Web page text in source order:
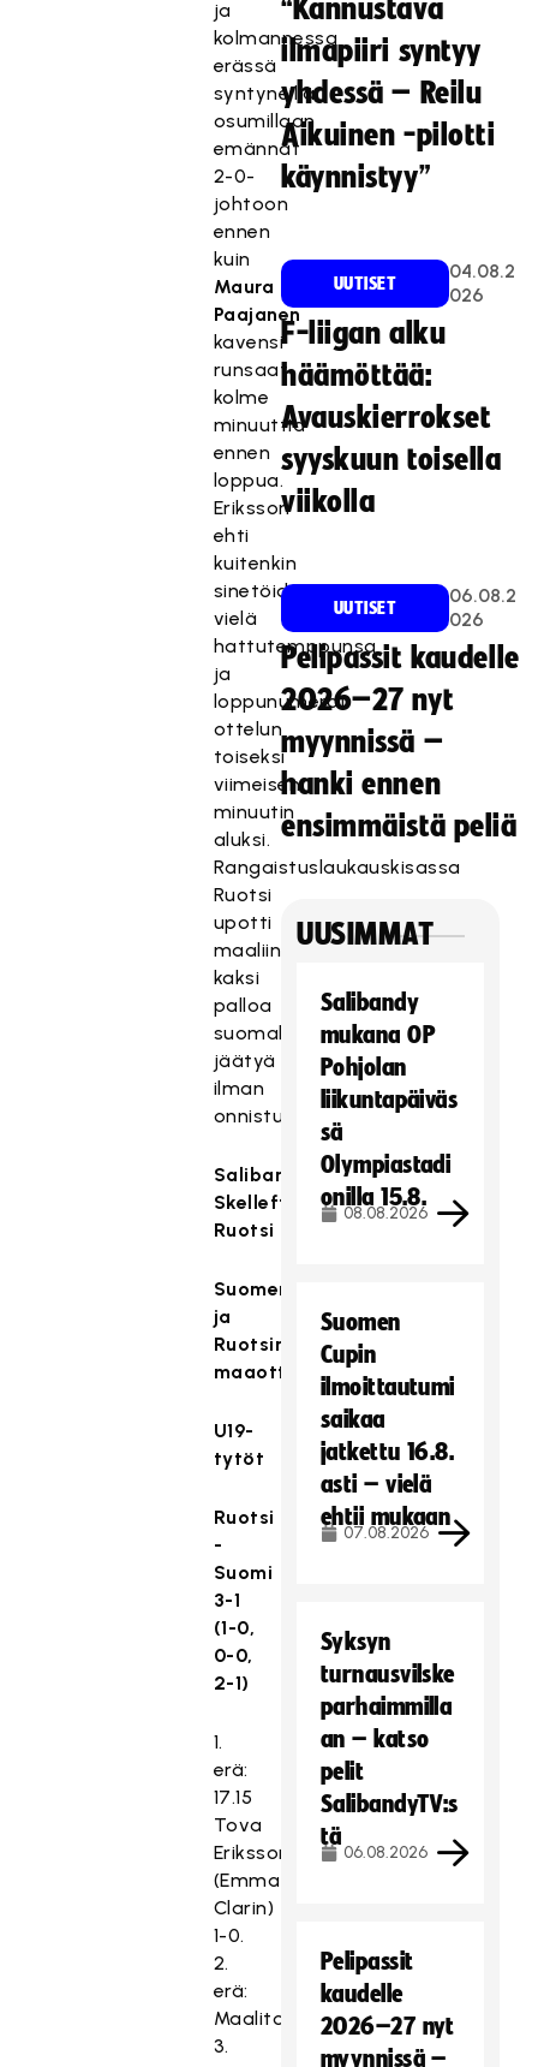
ja
kolmannessa
erässä
syntyneillä
osumillaan
emännät
2-0-
johtoon
ennen
kuin
Maura
Paajanen
kavensi
runsaat
kolme
minuuttia
ennen
loppua.
Eriksson
ehti
kuitenkin
sinetöidä
vielä
hattutemppunsa
ja
loppunumerot
ottelun
toiseksi
viimeisen
minuutin
aluksi.
Rangaistuslaukauskisassa
Ruotsi
upotti
maaliin
kaksi
palloa
suomalaisten
jäätyä
ilman
onnistumisia.
Salibandya,
Skellefteå,
Ruotsi
Suomen
ja
Ruotsin
maaottelutapahtuma
U19-
tytöt
Ruotsi
-
Suomi
3-1
(1-0,
0-0,
2-1)
1.
erä:
17.15
Tova
Eriksson
(Emma
Clarin)
1-0.
2.
erä:
Maaliton.
3.
“Kannustava
ilmapiiri syntyy
yhdessä – Reilu
Aikuinen -pilotti
käynnistyy”
UUTISET
04.08.2
026
F-liigan alku
häämöttää:
Avauskierrokset
syyskuun toisella
viikolla
UUTISET
06.08.2
026
Pelipassit kaudelle
2026–27 nyt
myynnissä –
hanki ennen
ensimmäistä peliä
UUSIMMAT
Salibandy
mukana OP
Pohjolan
liikuntapäiväs
sä
Olympiastadi
onilla 15.8.
08.08.2026
Suomen
Cupin
ilmoittautumi
saikaa
jatkettu 16.8.
asti – vielä
ehtii mukaan
07.08.2026
Syksyn
turnausvilske
parhaimmilla
an – katso
pelit
SalibandyTV:s
tä
06.08.2026
Pelipassit
kaudelle
2026–27 nyt
myynnissä –